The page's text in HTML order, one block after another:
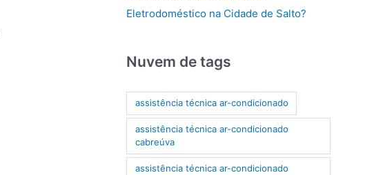
Eletrodoméstico na Cidade de Salto?
Nuvem de tags
assistência técnica ar-condicionado
assistência técnica ar-condicionado
cabreúva
assistência técnica ar-condicionado